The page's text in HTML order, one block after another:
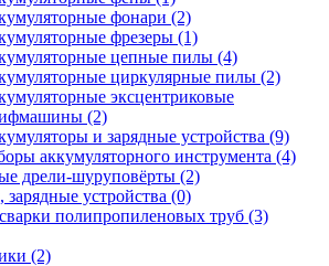
фонари (2)
фрезеры (1)
цепные пилы (4)
циркулярные пилы (2)
эксцентриковые
(2)
и зарядные устройства (9)
аккумуляторного инструмента (4)
дрели-шуруповёрты (2)
устройства (0)
полипропиленовых труб (3)
(2)